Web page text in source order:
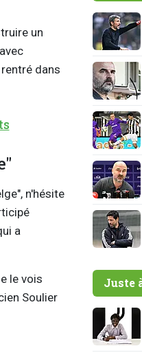
un
dans
n'hésite
a
le vois
Soulier
Juste